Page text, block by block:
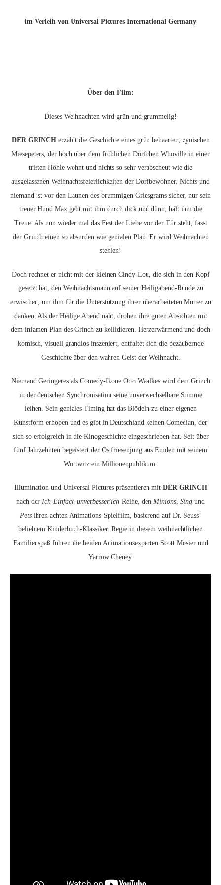
im Verleih von Universal Pictures International Germany
Über den Film:
Dieses Weihnachten wird grün und grummelig!
DER GRINCHerzählt die Geschichte eines grün behaarten, zynischen
Miesepeters, der hoch über dem fröhlichen Dörfchen Whoville in einer
tristen Höhle wohnt und nichts so sehr verabscheut wie die
ausgelassenen Weihnachtsfeierlichkeiten der Dorfbewohner. Nichts und
niemand ist vor den Launen des brummigen Griesgrams sicher, nur sein
treuer Hund Max geht mit ihm durch dick und dünn; hält ihm die
Treue. Als nun wieder mal das Fest der Liebe vor der Tür steht, fasst
der Grinch einen so absurden wie genialen Plan: Er wird Weihnachten
stehlen!
Doch rechnet er nicht mit der kleinen Cindy-Lou, die sich in den Kopf
gesetzt hat, den Weihnachtsmann auf seiner Heiligabend-Runde zu
erwischen, um ihm für die Unterstützung ihrer überarbeiteten Mutter zu
danken. Als der Heilige Abend naht, drohen ihre guten Absichten mit
dem infamen Plan des Grinch zu kollidieren. Herzerwärmend und doch
komisch, visuell grandios inszeniert, entfaltet sich die bezaubernde
Geschichte über den wahren Geist der Weihnacht.
Niemand Geringeres als Comedy-Ikone Otto Waalkes wird dem Grinch
in der deutschen Synchronisation seine unverwechselbare Stimme
leihen. Sein geniales Timing hat das Blödeln zu einer eigenen
Kunstform erhoben und es gibt in Deutschland keinen Comedian, der
sich so erfolgreich in die Kinogeschichte eingeschrieben hat. Seit über
fünf Jahrzehnten begeistert der Ostfriesenjung aus Emden mit seinem
Wortwitz ein Millionenpublikum.
Illumination und Universal Pictures präsentieren mit DER GRINCH
nach der Ich-Einfach unverbesserlich-Reihe, den Minions, Sing und
Pets ihren achten Animations-Spielfilm, basierend auf Dr. Seuss’
beliebtem Kinderbuch-Klassiker. Regie in diesem weihnachtlichen
Familienspaß führen die beiden Animationsexperten Scott Mosier und
Yarrow Cheney.